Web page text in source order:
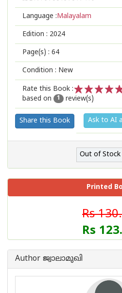
Language :Malayalam
Edition : 2024
Page(s) : 64
Condition : New
Rate this Book :
2
1
based on
1 review(s)
Share this Book Ask to AI
Out of Stock
Printed
Rs
Rs
Author ജ്വാലാമുഖി